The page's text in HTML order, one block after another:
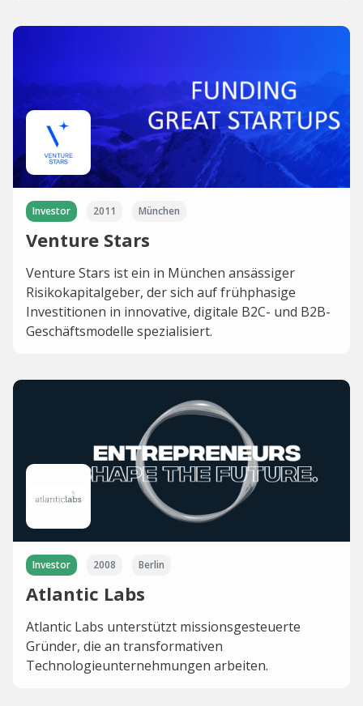
Investor 2011 München
Venture Stars
Venture Stars ist ein in München ansässiger
Risikokapitalgeber, der sich auf frühphasige
Investitionen in innovative, digitale B2C- und B2B-
Geschäftsmodelle spezialisiert.
Investor 2008 Berlin
Atlantic Labs
Atlantic Labs unterstützt missionsgesteuerte
Gründer, die an transformativen
Technologieunternehmungen arbeiten.